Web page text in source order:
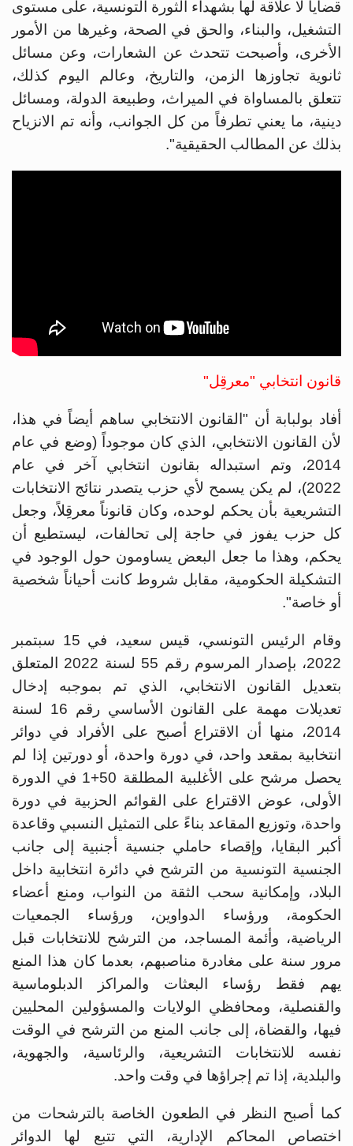
قضايا لا علاقة لها بشهداء الثورة التونسية، على مستوى
التشغيل، والبناء، والحق في الصحة، وغيرها من الأمور
الأخرى، وأصبحت تتحدث عن الشعارات، وعن مسائل
ثانوية تجاوزها الزمن، والتاريخ، وعالم اليوم كذلك،
تتعلق بالمساواة في الميراث، وطبيعة الدولة، ومسائل
دينية، ما يعني تطرفاً من كل الجوانب، وأنه تم الانزياح
بذلك عن المطالب الحقيقية".
قانون انتخابي "معرقِل"
أفاد بولبابة أن "القانون الانتخابي ساهم أيضاً في هذا،
لأن القانون الانتخابي، الذي كان موجوداً (وضع في عام
2014، وتم استبداله بقانون انتخابي آخر في عام
2022)، لم يكن يسمح لأي حزب يتصدر نتائج الانتخابات
التشريعية بأن يحكم لوحده، وكان قانوناً معرقِلاً، وجعل
كل حزب يفوز في حاجة إلى تحالفات، ليستطيع أن
يحكم، وهذا ما جعل البعض يساومون حول الوجود في
التشكيلة الحكومية، مقابل شروط كانت أحياناً شخصية
أو خاصة".
وقام الرئيس التونسي، قيس سعيد، في 15 سبتمبر
2022، بإصدار المرسوم رقم 55 لسنة 2022 المتعلق
بتعديل القانون الانتخابي، الذي تم بموجبه إدخال
تعديلات مهمة على القانون الأساسي رقم 16 لسنة
2014، منها أن الاقتراع أصبح على الأفراد في دوائر
انتخابية بمقعد واحد، في دورة واحدة، أو دورتين إذا لم
يحصل مرشح على الأغلبية المطلقة 50+1 في الدورة
الأولى، عوض الاقتراع على القوائم الحزبية في دورة
واحدة، وتوزيع المقاعد بناءً على التمثيل النسبي وقاعدة
أكبر البقايا، وإقصاء حاملي جنسية أجنبية إلى جانب
الجنسية التونسية من الترشح في دائرة انتخابية داخل
البلاد، وإمكانية سحب الثقة من النواب، ومنع أعضاء
الحكومة، ورؤساء الدواوين، ورؤساء الجمعيات
الرياضية، وأئمة المساجد، من الترشح للانتخابات قبل
مرور سنة على مغادرة مناصبهم، بعدما كان هذا المنع
يهم فقط رؤساء البعثات والمراكز الدبلوماسية
والقنصلية، ومحافظي الولايات والمسؤولين المحليين
فيها، والقضاة، إلى جانب المنع من الترشح في الوقت
نفسه للانتخابات التشريعية، والرئاسية، والجهوية،
والبلدية، إذا تم إجراؤها في وقت واحد.
كما أصبح النظر في الطعون الخاصة بالترشحات من
اختصاص المحاكم الإدارية، التي تتبع لها الدوائر